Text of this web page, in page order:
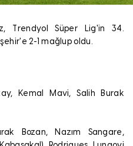
Trendyol Süper Lig'in 34.
2-1 mağlup oldu.
Kemal Mavi, Salih Burak
Bozan, Nazım Sangare,